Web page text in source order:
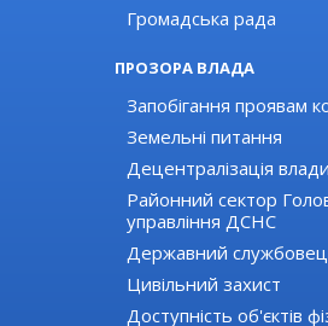
Громадська рада
ПРОЗОРА ВЛАДА
Запобігання проявам
Земельні питання
Децентралізація влади
Районний сектор
управління ДСНС
Державний
Цивільний захист
Доступність об'єктів